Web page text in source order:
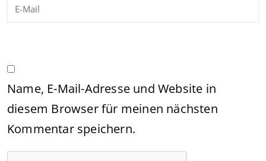
Name, E-Mail-Adresse und Website in
diesem Browser für meinen nächsten
Kommentar speichern.